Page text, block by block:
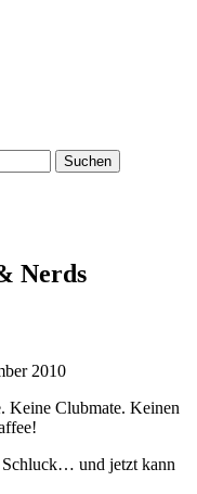
Nerds
2010
Clubmate. Keinen
Schluck… und jetzt kann